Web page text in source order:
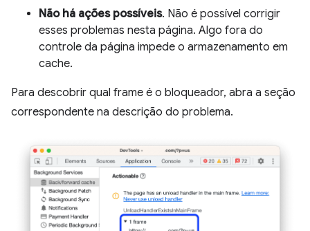
Não há ações possíveis. Não é possível corrigir
esses problemas nesta página. Algo fora do
controle da página impede o armazenamento em
cache.
Para descobrir qual frame é o bloqueador, abra a seção
correspondente na descrição do problema.